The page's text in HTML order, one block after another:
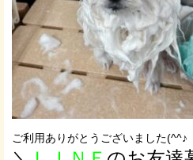
ご利用ありがとうございました(^^♪